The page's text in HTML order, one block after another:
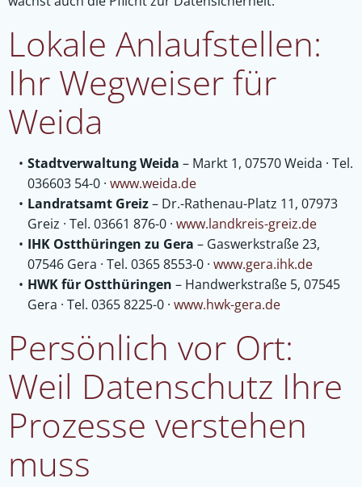
Lokale Anlaufstellen:
Ihr Wegweiser für
Weida
Stadtverwaltung Weida – Markt 1, 07570 Weida · Tel.
036603 54-0 · www.weida.de
Landratsamt Greiz– Dr.-Rathenau-Platz 11, 07973
Greiz · Tel. 03661 876-0 · www.landkreis-greiz.de
IHK Ostthüringen zu Gera – Gaswerkstraße 23,
07546 Gera · Tel. 0365 8553-0 · www.gera.ihk.de
HWK für Ostthüringen – Handwerkstraße 5, 07545
Gera · Tel. 0365 8225-0 · www.hwk-gera.de
Persönlich vor Ort:
Weil Datenschutz Ihre
Prozesse verstehen
muss